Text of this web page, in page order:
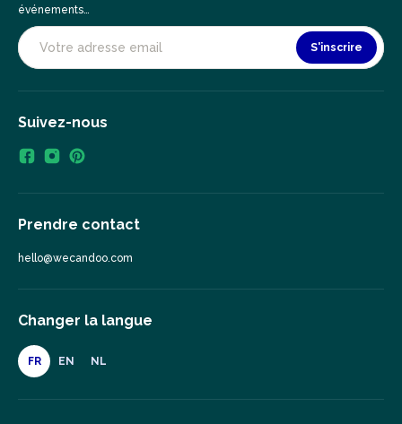
événements…
S'inscrire
Suivez-nous
Prendre contact
hello@wecandoo.com
Changer la langue
FR EN NL